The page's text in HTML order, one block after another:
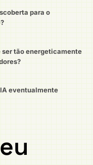
para o
ser tão energeticamente
eventualmente